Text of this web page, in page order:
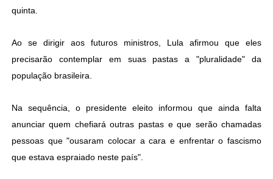
quinta.
Ao se dirigir aos futuros ministros, Lula afirmou que eles
precisarão contemplar em suas pastas a "pluralidade" da
população brasileira.
Na sequência, o presidente eleito informou que ainda falta
anunciar quem chefiará outras pastas e que serão chamadas
pessoas que "ousaram colocar a cara e enfrentar o fascismo
que estava espraiado neste país".